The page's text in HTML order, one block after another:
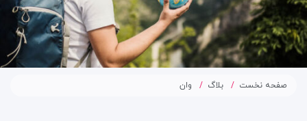
صفحه نخست بلاگ وان